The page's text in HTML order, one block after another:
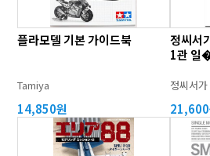
플라모델 기본 가이드북
Tamiya
14,850원
정씨서
1관 일
정씨서가
21,600